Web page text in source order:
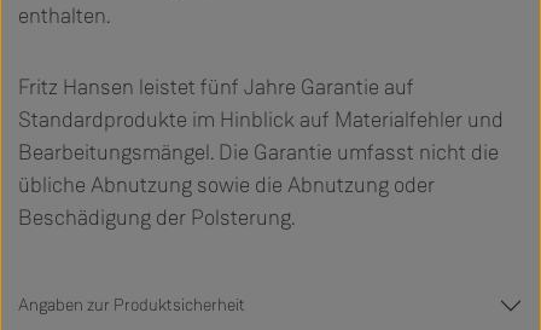
enthalten.
Fritz Hansen leistet fünf Jahre Garantie auf
Standardprodukte im Hinblick auf Materialfehler und
Bearbeitungsmängel. Die Garantie umfasst nicht die
übliche Abnutzung sowie die Abnutzung oder
Beschädigung der Polsterung.
Angaben zur Produktsicherheit